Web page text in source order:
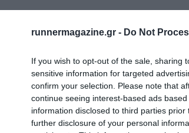
runnermagazine.gr - Do Not
If you wish to opt-out of the sale, sharing
sensitive information for targeted
confirm your selection. Please note that
continue seeing interest-based ads
information disclosed to third parties
further disclosure of your personal